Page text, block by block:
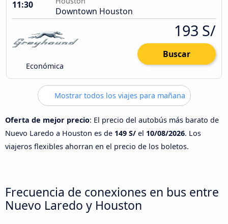
11:30
Downtown Houston
Económica
193 S/
Buscar
Mostrar todos los viajes para mañana
Oferta de mejor precio: El precio del autobús más barato de
Nuevo Laredo a Houston es de 149 S/ el 10/08/2026. Los
viajeros flexibles ahorran en el precio de los boletos.
Frecuencia de conexiones en bus entre
Nuevo Laredo y Houston